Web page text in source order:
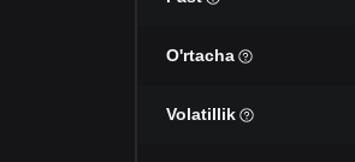
O'rtacha
Volatillik